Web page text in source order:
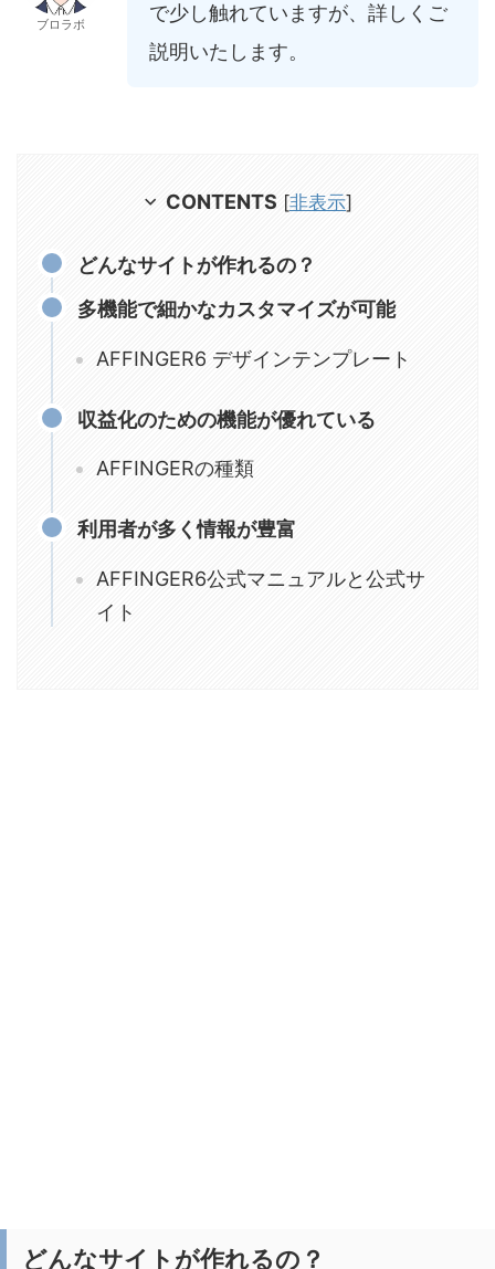
ブロラボ
で少し触れていますが、詳しくご
説明いたします。
CONTENTS [非表示]
どんなサイトが作れるの？
多機能で細かなカスタマイズが可能
AFFINGER6 デザインテンプレート
収益化のための機能が優れている
AFFINGERの種類
利用者が多く情報が豊富
AFFINGER6公式マニュアルと公式サ
イト
どんなサイトが作れるの？